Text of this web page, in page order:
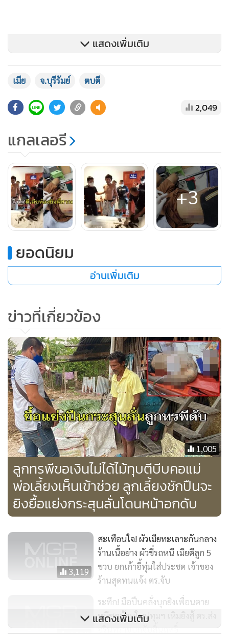
แสดงเพิ่มเติม
เมีย จ.บุรีรัมย์ ตบตี
2,049
แกลเลอรี
+3
ยอดนิยม
อ่านเพิ่มเติม
ข่าวที่เกี่ยวข้อง
1,005
ลูกทรพีขอเงินไม่ได้ไม้ทุบตีบีบคอแม่
พ่อเลี้ยงเห็นเข้าช่วย ลูกเลี้ยงชักปืนจะ
ยิงยื้อแย่งกระสุนลั่นโดนหน้าอกดับ
3,119
สะเทือนใจ! ผัวเมียทะเลาะกันกลาง
ร้านเนื้อย่าง ผัวขี่รถหนี เมียตีลูก 5
ขวบ ยกเก้าอี้ทุ่มใส่ประชด เจ้าของ
ร้านสุดทนแจ้ง ตร.จับ
4,193
ระทึก! มือปืนคลั่งบุกยิงเพื่อนตาย
หนีซุกบ้านในปทุมฯ เหิมยิงสู้ ตร.ส่ง
อรินทราชบุกจับสิ้นฤทธิ์
แสดงเพิ่มเติม